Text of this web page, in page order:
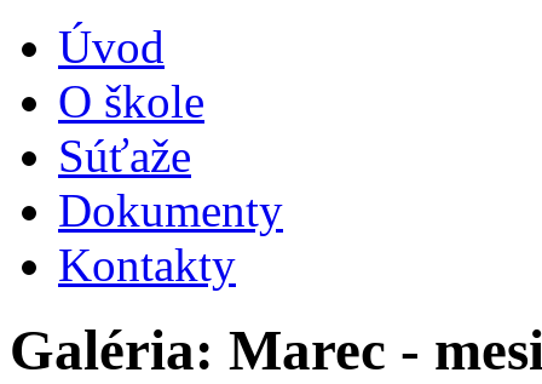
Úvod
O škole
Súťaže
Dokumenty
Kontakty
Galéria: Marec -